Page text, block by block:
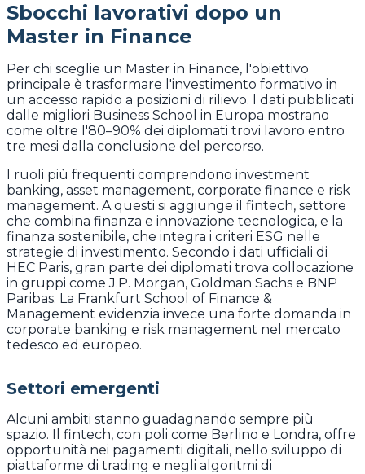
Sbocchi lavorativi dopo un
Master in Finance
Per chi sceglie un Master in Finance, l'obiettivo
principale è trasformare l'investimento formativo in
un accesso rapido a posizioni di rilievo. I dati pubblicati
dalle migliori Business School in Europa mostrano
come oltre l'80–90% dei diplomati trovi lavoro entro
tre mesi dalla conclusione del percorso.
I ruoli più frequenti comprendono investment
banking, asset management, corporate finance e risk
management. A questi si aggiunge il fintech, settore
che combina finanza e innovazione tecnologica, e la
finanza sostenibile, che integra i criteri ESG nelle
strategie di investimento. Secondo i dati ufficiali di
HEC Paris, gran parte dei diplomati trova collocazione
in gruppi come J.P. Morgan, Goldman Sachs e BNP
Paribas. La Frankfurt School of Finance &
Management evidenzia invece una forte domanda in
corporate banking e risk management nel mercato
tedesco ed europeo.
Settori emergenti
Alcuni ambiti stanno guadagnando sempre più
spazio. Il fintech, con poli come Berlino e Londra, offre
opportunità nei pagamenti digitali, nello sviluppo di
piattaforme di trading e negli algoritmi di